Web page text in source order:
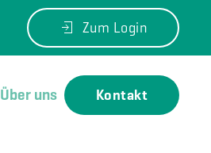
Zum Login
Über uns Kontakt